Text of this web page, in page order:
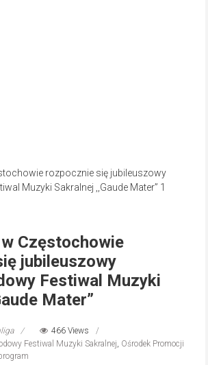
Częstochowie
jubileuszowy
Festiwal Muzyki
Mater”
466 Views
Festiwal Muzyki Sakralnej, Ośrodek Promocji